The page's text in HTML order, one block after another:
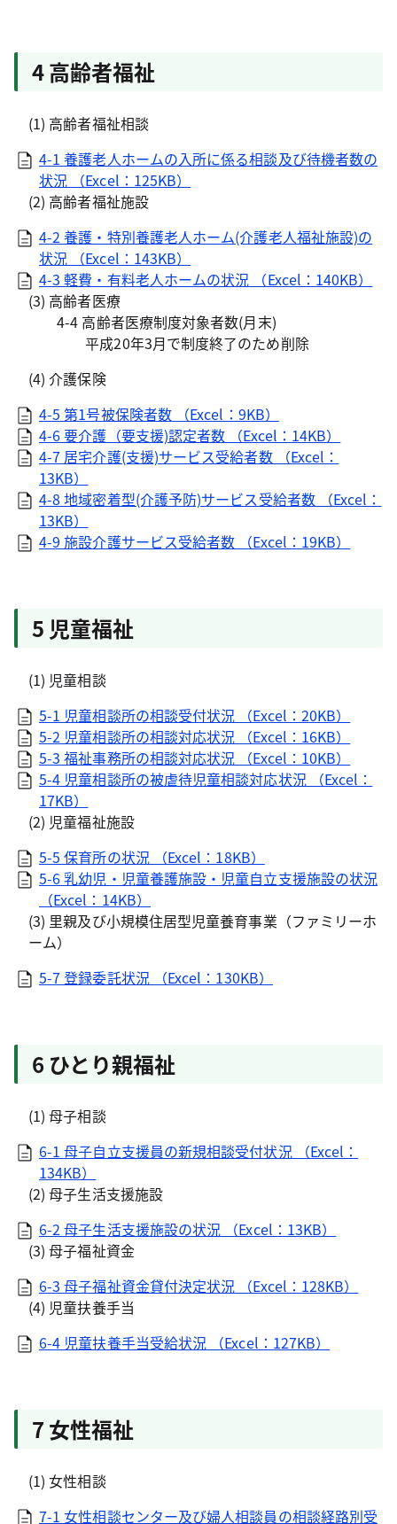
4 高齢者福祉
(1) 高齢者福祉相談
4-1 養護老人ホームの入所に係る相談及び待機者数の
状況 （Excel：125KB）
(2) 高齢者福祉施設
4-2 養護・特別養護老人ホーム(介護老人福祉施設)の
状況 （Excel：143KB）
4-3 軽費・有料老人ホームの状況 （Excel：140KB）
(3) 高齢者医療
4-4 高齢者医療制度対象者数(月末)
平成20年3月で制度終了のため削除
(4) 介護保険
4-5 第1号被保険者数 （Excel：9KB）
4-6 要介護（要支援)認定者数 （Excel：14KB）
4-7 居宅介護(支援)サービス受給者数 （Excel：
13KB）
4-8 地域密着型(介護予防)サービス受給者数 （Excel：
13KB）
4-9 施設介護サービス受給者数 （Excel：19KB）
5 児童福祉
(1) 児童相談
5-1 児童相談所の相談受付状況 （Excel：20KB）
5-2 児童相談所の相談対応状況 （Excel：16KB）
5-3 福祉事務所の相談対応状況 （Excel：10KB）
5-4 児童相談所の被虐待児童相談対応状況 （Excel：
17KB）
(2) 児童福祉施設
5-5 保育所の状況 （Excel：18KB）
5-6 乳幼児・児童養護施設・児童自立支援施設の状況
（Excel：14KB）
(3) 里親及び小規模住居型児童養育事業（ファミリーホ
ーム）
5-7 登録委託状況 （Excel：130KB）
6 ひとり親福祉
(1) 母子相談
6-1 母子自立支援員の新規相談受付状況 （Excel：
134KB）
(2) 母子生活支援施設
6-2 母子生活支援施設の状況 （Excel：13KB）
(3) 母子福祉資金
6-3 母子福祉資金貸付決定状況 （Excel：128KB）
(4) 児童扶養手当
6-4 児童扶養手当受給状況 （Excel：127KB）
7 女性福祉
(1) 女性相談
7-1 女性相談センター及び婦人相談員の相談経路別受